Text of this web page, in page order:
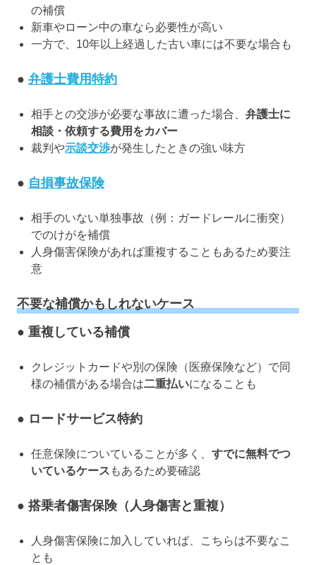
の補償
新車やローン中の車なら必要性が高い
一方で、10年以上経過した古い車には不要な場合も
● 弁護士費用特約
相手との交渉が必要な事故に遭った場合、 弁護士に
相談・依頼する費用をカバー
裁判や示談交渉が発生したときの強い味方
● 自損事故保険
相手のいない単独事故（例：ガードレールに衝突）
でのけがを補償
人身傷害保険があれば重複することもあるため要注
意
不要な補償かもしれないケース
● 重複している補償
クレジットカードや別の保険（医療保険など）で同
様の補償がある場合は二重払いになることも
● ロードサービス特約
任意保険についていることが多く、 すでに無料でつ
いているケース もあるため要確認
● 搭乗者傷害保険（人身傷害と重複）
人身傷害保険に加入していれば、こちらは不要なこ
とも